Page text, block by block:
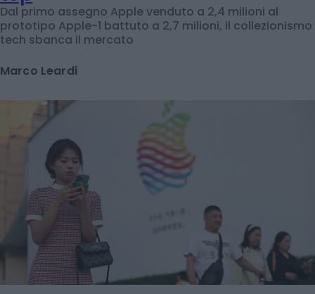
Dal primo assegno Apple venduto a 2,4 milioni al
prototipo Apple-1 battuto a 2,7 milioni, il collezionismo
tech sbanca il mercato
Marco Leardi